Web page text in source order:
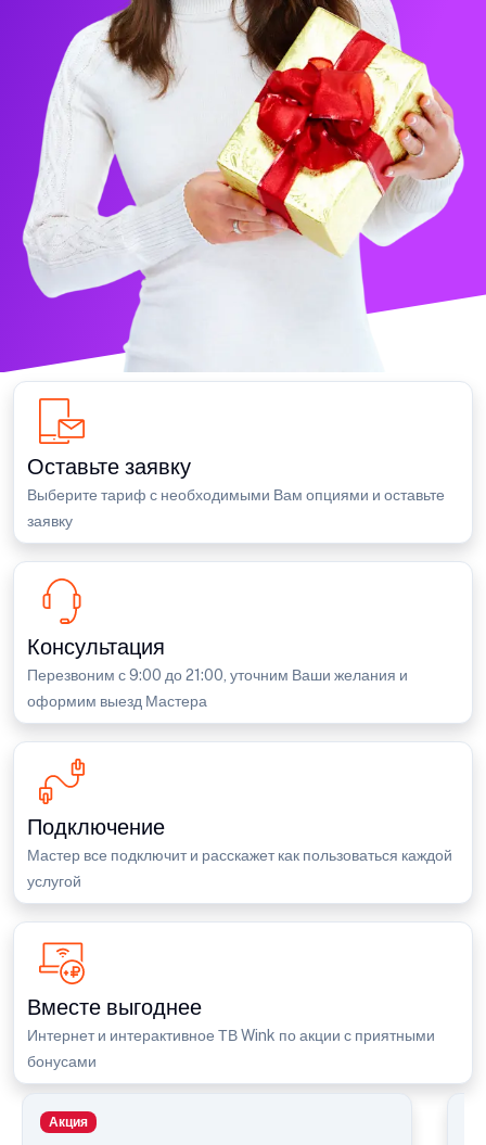
Оставьте заявку
Выберите тариф с необходимыми Вам опциями и оставьте
заявку
Консультация
Перезвоним с 9:00 до 21:00, уточним Ваши желания и
оформим выезд Мастера
Подключение
Мастер все подключит и расскажет как пользоваться каждой
услугой
Вместе выгоднее
Интернет и интерактивное ТВ Wink по акции с приятными
бонусами
Акция